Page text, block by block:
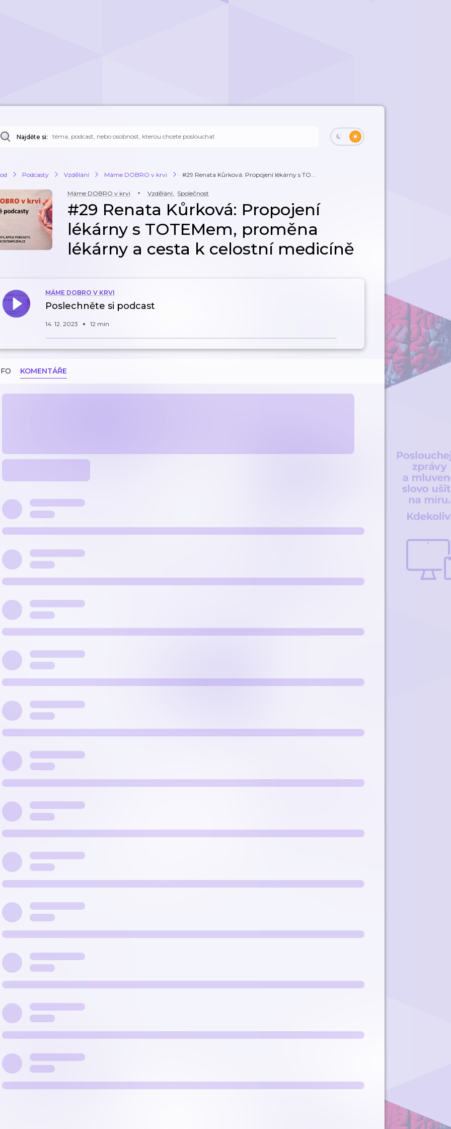
Najděte si:
Podcasty Vzdělání Máme DOBRO v krvi #29 Renata Kůrková: Propojení lékárny s TO...
Máme DOBRO v krvi Vzdělání, Společnost
#29 Renata Kůrková: Propojení
lékárny s TOTEMem, proměna
lékárny a cesta k celostní medicíně
MÁME DOBRO V KRVI
Poslechněte si podcast
14. 12. 2023 12 min
KOMENTÁŘE